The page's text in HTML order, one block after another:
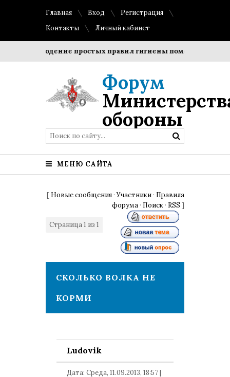
Главная Вход
Регистрация
Контакты
Личный кабинет
Соблюдение простых правил гигиены помогает
Форум
обороны
МЕНЮ САЙТА
[ Новые сообщения ·Участники · Правила
форума · Поиск · RSS ]
Страница1 из 1
СКОЛЬКО ВОЛКА НЕ
КОРМИ
Ludovik
Дата: Среда, 11.09.2013, 18:57 |